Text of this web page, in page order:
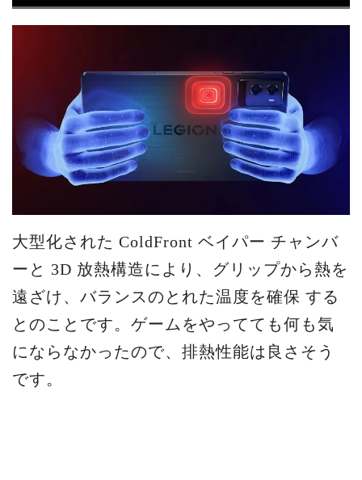
大型化された ColdFront ベイパー チャンバ
ーと 3D 放熱構造により、グリップから熱を
遠ざけ、バランスのとれた温度を確保 する
とのことです。ゲームをやってても何も気
にならなかったので、排熱性能は良さそう
です。